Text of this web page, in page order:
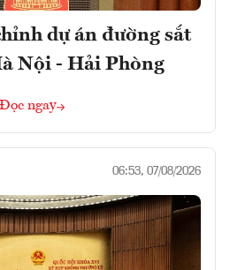
dự án đường sắt
Nội - Hải Phòng
Đọc ngay
06:53, 07/08/2026